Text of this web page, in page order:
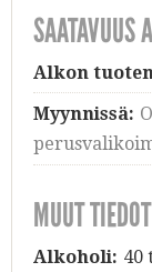
SAATAVUUS
Alkon
Myynnissä:
MUUT TIEDOT
Alkoholi: 40